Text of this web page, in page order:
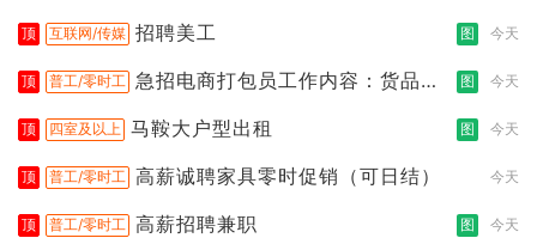
顶 互联网/传媒 招聘美工 图 今天
顶 普工/零时工 急招电商打包员工作内容：货品分
图 今天
顶 四室及以上 马鞍大户型出租 图 今天
顶 普工/零时工 高薪诚聘家具零时促销（可日结） 今天
顶 普工/零时工 高薪招聘兼职 图 今天